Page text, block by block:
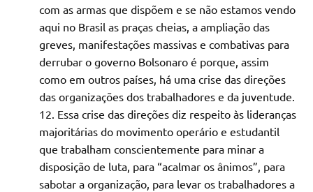
com as armas que dispõem e se não estamos vendo
aqui no Brasil as praças cheias, a ampliação das
greves, manifestações massivas e combativas para
derrubar o governo Bolsonaro é porque, assim
como em outros países, há uma crise das direções
das organizações dos trabalhadores e da juventude.
Essa crise das direções diz respeito às lideranças
majoritárias do movimento operário e estudantil
que trabalham conscientemente para minar a
disposição de luta, para “acalmar os ânimos”, para
sabotar a organização, para levar os trabalhadores a